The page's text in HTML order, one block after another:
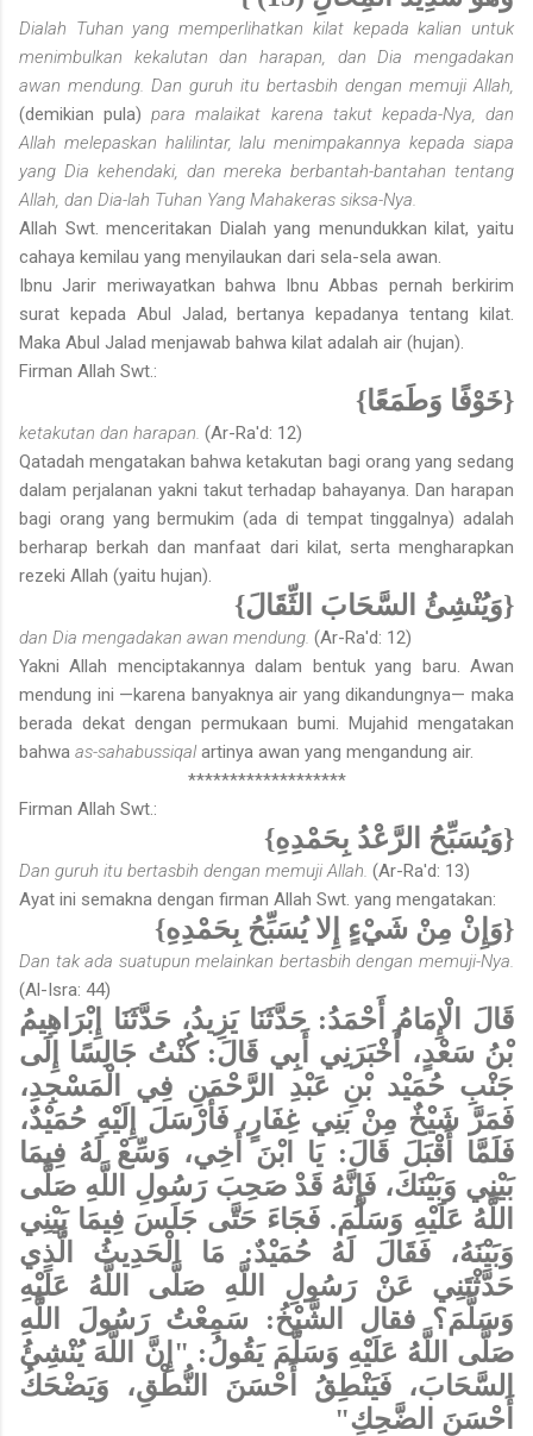
Dialah Tuhan yang memperlihatkan kilat kepada kalian untuk
menimbulkan kekalutan dan harapan, dan Dia mengadakan
awan mendung. Dan guruh itu bertasbih dengan memuji Allah,
(demikian pula)para malaikat karena takut kepada-Nya, dan
Allah melepaskan halilintar, lalu menimpakannya kepada siapa
yang Dia kehendaki, dan mereka berbantah-bantahan tentang
Allah, dan Dia-lah Tuhan Yang Mahakeras siksa-Nya.
Allah Swt. menceritakan Dialah yang menundukkan kilat, yaitu
cahaya kemilau yang menyilaukan dari sela-sela awan.
Ibnu Jarir meriwayatkan bahwa Ibnu Abbas pernah berkirim
surat kepada Abul Jalad, bertanya kepadanya tentang kilat.
Maka Abul Jalad menjawab bahwa kilat adalah air (hujan).
Firman Allah Swt.:
{خَوْفًا وَطَمَعًا}
ketakutan dan harapan. (Ar-Ra'd: 12)
Qatadah mengatakan bahwa ketakutan bagi orang yang sedang
dalam perjalanan yakni takut terhadap bahayanya. Dan harapan
bagi orang yang bermukim (ada di tempat tinggalnya) adalah
berharap berkah dan manfaat dari kilat, serta mengharapkan
rezeki Allah (yaitu hujan).
{وَيُنْشِئُ السَّحَابَ الثِّقَالَ}
dan Dia mengadakan awan mendung. (Ar-Ra'd: 12)
Yakni Allah menciptakannya dalam bentuk yang baru. Awan
mendung ini —karena banyaknya air yang dikandungnya— maka
berada dekat dengan permukaan bumi. Mujahid mengatakan
bahwa as-sahabussiqalartinya awan yang mengandung air.
*******************
Firman Allah Swt.:
{وَيُسَبِّحُ الرَّعْدُ بِحَمْدِهِ}
Dan guruh itu bertasbih dengan memuji Allah. (Ar-Ra'd: 13)
Ayat ini semakna dengan firman Allah Swt. yang mengatakan:
{وَإِنْ مِنْ شَيْءٍ إِلا يُسَبِّحُ بِحَمْدِهِ}
Dan tak ada suatupun melainkan bertasbih dengan memuji-Nya.
(Al-Isra: 44)
قَالَ الْإِمَامُ أَحْمَدُ: حَدَّثَنَا يَزِيدُ، حَدَّثَنَا إِبْرَاهِيمُ
بْنُ سَعْدٍ، أَخْبَرَنِي أَبِي قَالَ: كُنْتُ جَالِسًا إِلَى
جَنْبِ حُمَيْد بْنِ عَبْدِ الرَّحْمَنِ فِي الْمَسْجِدِ،
فَمَرَّ شَيْخٌ مِنْ بَنِي غِفَارٍ، فَأَرْسَلَ إِلَيْهِ حُمَيْدٌ،
فَلَمَّا أَقْبَلَ قَالَ: يَا ابْنَ أَخِي، وَسِّعْ لَهُ فِيمَا
بَيْنِي وَبَيْنَكَ، فَإِنَّهُ قَدْ صَحِبَ رَسُولِ اللَّهِ صَلَّى
اللَّهُ عَلَيْهِ وَسَلَّمَ. فَجَاءَ حَتَّى جَلَسَ فِيمَا بَيْنِي
وَبَيْنَهُ، فَقَالَ لَهُ حُمَيْدٌ: مَا الْحَدِيثُ الَّذِي
حَدَّثْتَنِي عَنْ رَسُولِ اللَّهِ صَلَّى اللَّهُ عَلَيْهِ
وَسَلَّمَ؟ فقال الشَّيْخُ: سَمِعْتُ رَسُولَ اللَّهِ
صَلَّى اللَّهُ عَلَيْهِ وَسَلَّمَ يَقُولُ: "إِنَّ اللَّهَ يُنْشِئُ
السَّحَابَ، فَيَنْطِقُ أَحْسَنَ النُّطْقِ، وَيَضْحَكُ
أَحْسَنَ الضَّحِكِ"